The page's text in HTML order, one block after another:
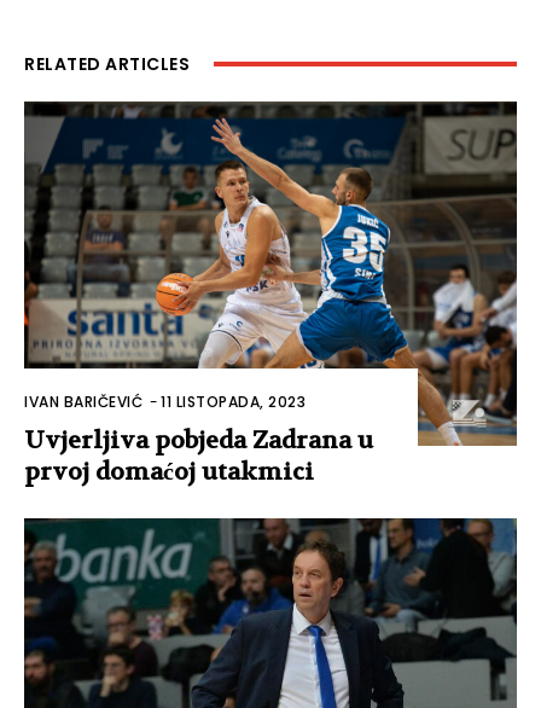
RELATED ARTICLES
IVAN BARIČEVIĆ -11 LISTOPADA, 2023
Uvjerljiva pobjeda Zadrana u
prvoj domaćoj utakmici